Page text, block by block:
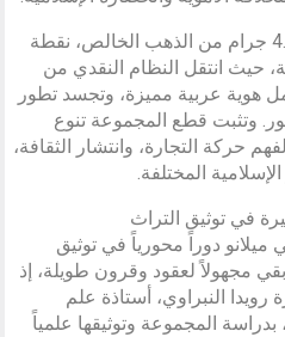
مثّل هذا الدينار، بوزن مثقال 4.25 جرام من الذهب الخالص، نقطة
حيث انتقل النظام النقدي من
هوية عربية مميزة، وتجسد تطور
وتثبت قطع المجموعة تنوع
حركة التجارة، وانتشار الثقافة،
المختلفة.
في توثيق التراث
ميلانو دوراً محورياً في توثيق
مجهولاً لعقود وقرون طويلة، إذ
النبراوي، أستاذة علم
المجموعة وتوثيقها علمياً